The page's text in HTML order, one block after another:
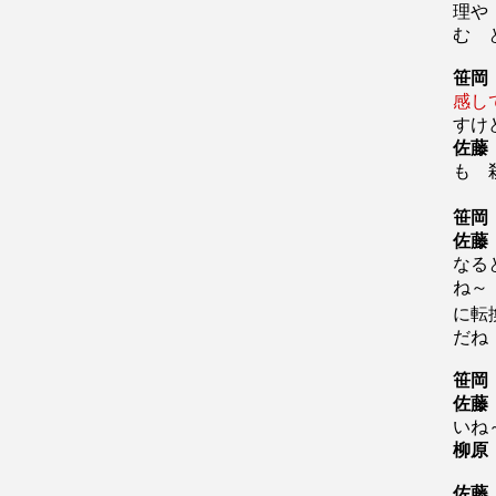
理や
む
笹岡
感し
す
佐藤
も
笹岡
佐藤
な
ね～
に転
だね
笹岡
佐藤
い
柳原